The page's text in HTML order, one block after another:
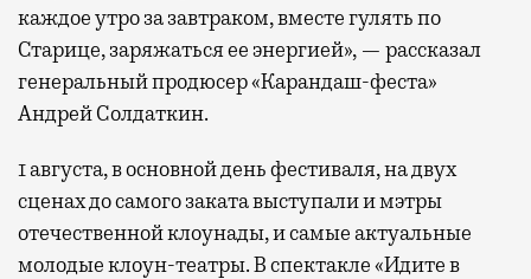
каждое утро за завтраком, вместе гулять по
Старице, заряжаться ее энергией», — рассказал
генеральный продюсер «Карандаш-феста»
Андрей Солдаткин.
1 августа, в основной день фестиваля, на двух
сценах до самого заката выступали и мэтры
отечественной клоунады, и самые актуальные
молодые клоун-театры. В спектакле «Идите в